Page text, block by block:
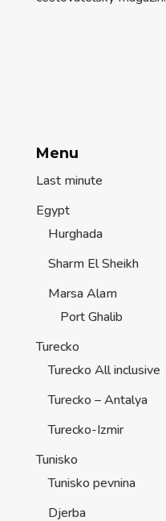
Menu
Last minute
Egypt
Hurghada
Sharm El Sheikh
Marsa Alam
Port Ghalib
Turecko
Turecko All inclusive
Turecko – Antalya
Turecko-Izmir
Tunisko
Tunisko pevnina
Djerba